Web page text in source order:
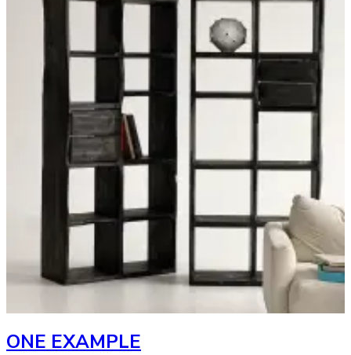
ONE EXAMPLE